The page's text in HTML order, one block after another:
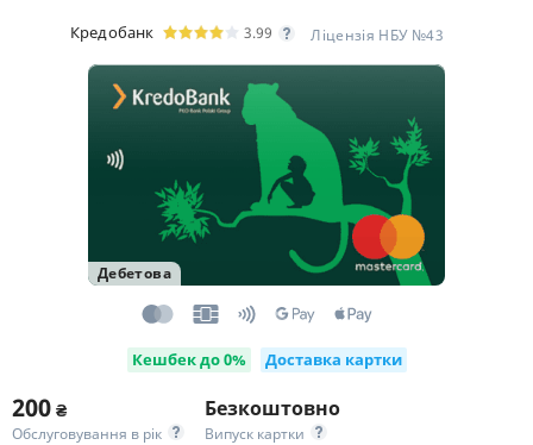
Кредобанк 3.99 Ліцензія НБУ №43
Дебетова
Кешбек до 0% Доставка картки
200 ₴
Обслуговування в рік
Безкоштовно
Випуск картки